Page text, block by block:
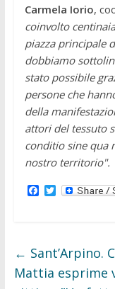
Carmela Iorio,
coinvolto
piazza principale
dobbiamo
stato possibile
persone che
della
attori del tessuto
conditio sine qua
nostro territorio".
F
o
o
k
T
e
r
← Sant’Arpino.
Mattia esprime